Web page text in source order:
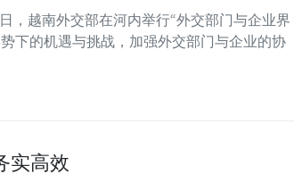
，越南外交部在河内举行“外交部门与企业界
下的机遇与挑战，加强外交部门与企业的协
实高效